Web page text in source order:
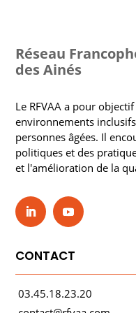
Réseau
des Ainés
Le RFVAA a pour
environnements
personnes âgées. Il
politiques et des
et l'amélioration de la
CONTACT
03.45.18.23.20